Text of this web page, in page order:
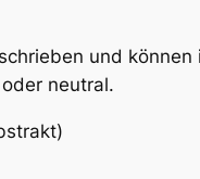
und können
neutral.